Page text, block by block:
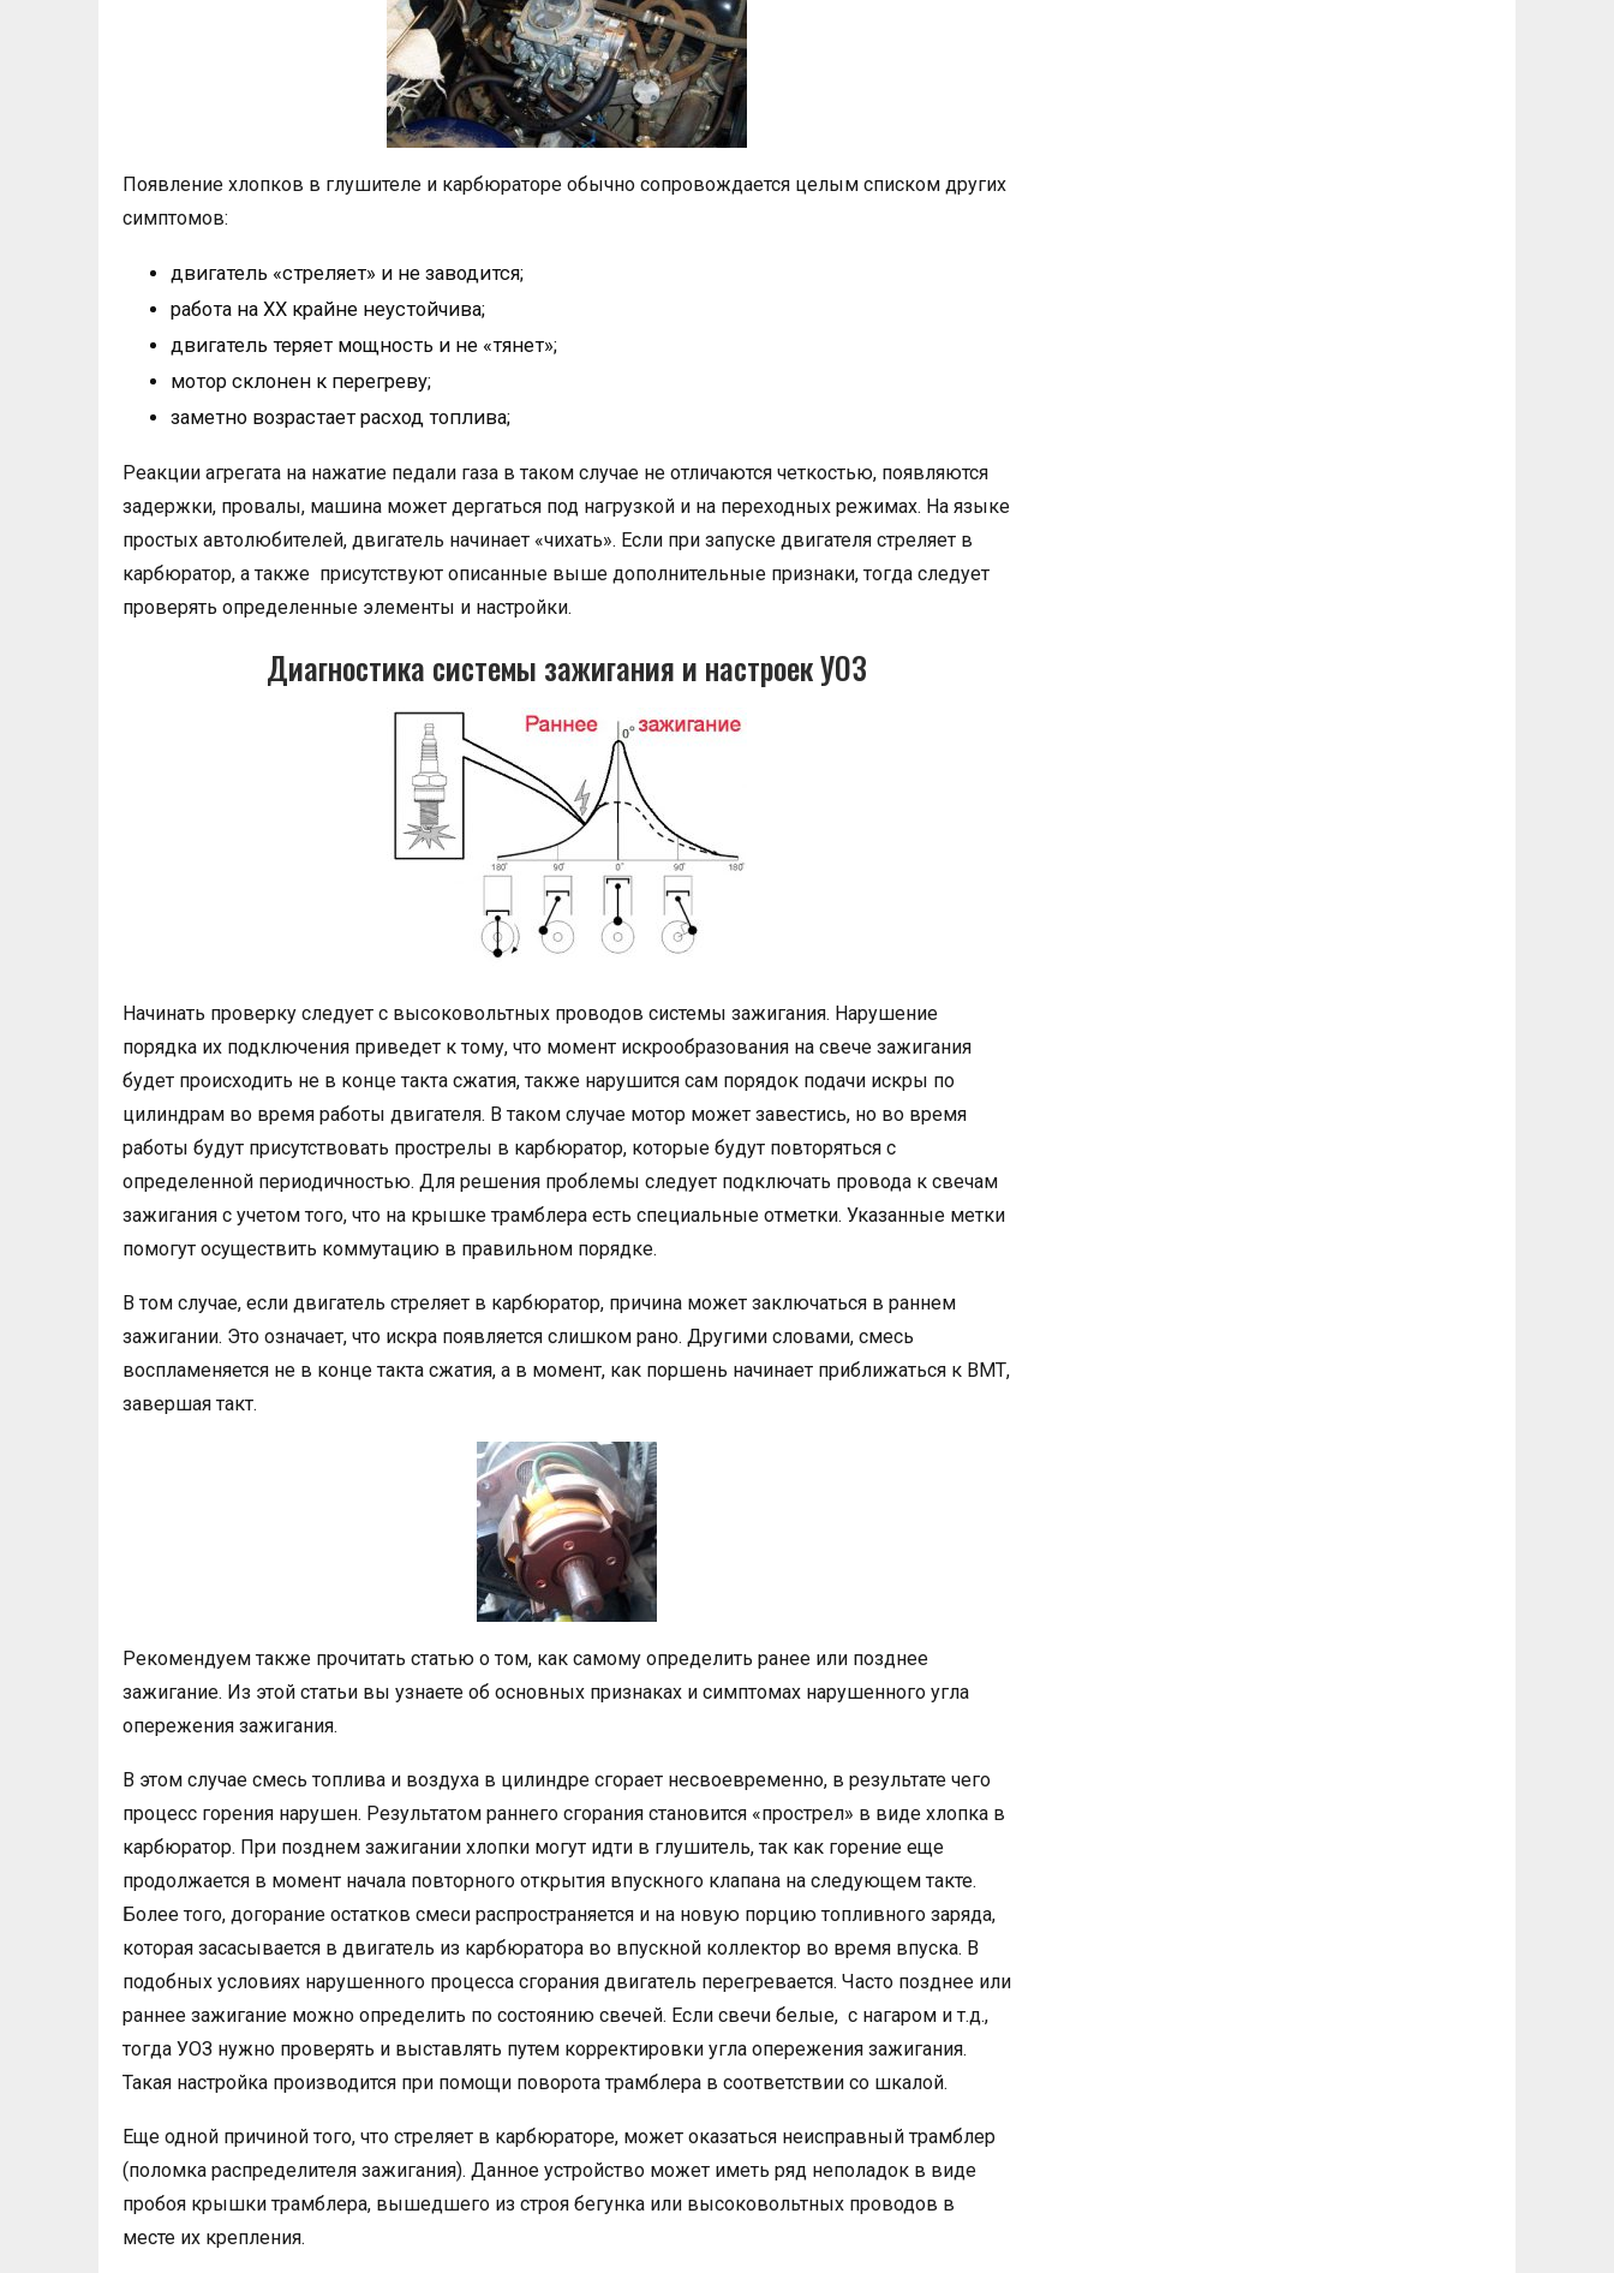
Появление хлопков в глушителе и карбюраторе обычно сопровождается целым списком других
симптомов:
двигатель «стреляет» и не заводится;
работа на ХХ крайне неустойчива;
двигатель теряет мощность и не «тянет»;
мотор склонен к перегреву;
заметно возрастает расход топлива;
Реакции агрегата на нажатие педали газа в таком случае не отличаются четкостью, появляются
задержки, провалы, машина может дергаться под нагрузкой и на переходных режимах. На языке
простых автолюбителей, двигатель начинает «чихать». Если при запуске двигателя стреляет в
карбюратор, а также присутствуют описанные выше дополнительные признаки, тогда следует
проверять определенные элементы и настройки.
Диагностика системы зажигания и настроек УОЗ
Начинать проверку следует с высоковольтных проводов системы зажигания. Нарушение
порядка их подключения приведет к тому, что момент искрообразования на свече зажигания
будет происходить не в конце такта сжатия, также нарушится сам порядок подачи искры по
цилиндрам во время работы двигателя. В таком случае мотор может завестись, но во время
работы будут присутствовать прострелы в карбюратор, которые будут повторяться с
определенной периодичностью. Для решения проблемы следует подключать провода к свечам
зажигания с учетом того, что на крышке трамблера есть специальные отметки. Указанные метки
помогут осуществить коммутацию в правильном порядке.
В том случае, если двигатель стреляет в карбюратор, причина может заключаться в раннем
зажигании. Это означает, что искра появляется слишком рано. Другими словами, смесь
воспламеняется не в конце такта сжатия, а в момент, как поршень начинает приближаться к ВМТ,
завершая такт.
Рекомендуем также прочитать статью о том, как самому определить ранее или позднее
зажигание. Из этой статьи вы узнаете об основных признаках и симптомах нарушенного угла
опережения зажигания.
В этом случае смесь топлива и воздуха в цилиндре сгорает несвоевременно, в результате чего
процесс горения нарушен. Результатом раннего сгорания становится «прострел» в виде хлопка в
карбюратор. При позднем зажигании хлопки могут идти в глушитель, так как горение еще
продолжается в момент начала повторного открытия впускного клапана на следующем такте.
Более того, догорание остатков смеси распространяется и на новую порцию топливного заряда,
которая засасывается в двигатель из карбюратора во впускной коллектор во время впуска. В
подобных условиях нарушенного процесса сгорания двигатель перегревается. Часто позднее или
раннее зажигание можно определить по состоянию свечей. Если свечи белые, с нагаром и т.д.,
тогда УОЗ нужно проверять и выставлять путем корректировки угла опережения зажигания.
Такая настройка производится при помощи поворота трамблера в соответствии со шкалой.
Еще одной причиной того, что стреляет в карбюраторе, может оказаться неисправный трамблер
(поломка распределителя зажигания). Данное устройство может иметь ряд неполадок в виде
пробоя крышки трамблера, вышедшего из строя бегунка или высоковольтных проводов в
месте их крепления.